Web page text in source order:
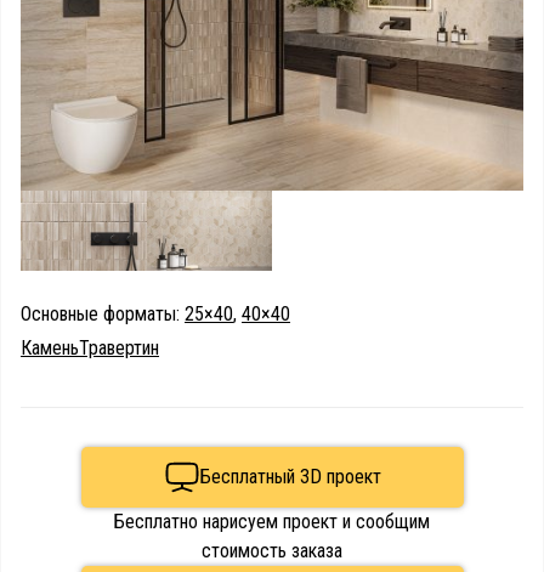
Основные форматы: 25×40, 40×40
КаменьТравертин
Бесплатный 3D проект
Бесплатно нарисуем проект и сообщим
стоимость заказа